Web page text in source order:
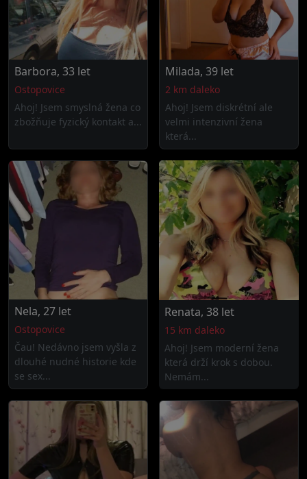
Barbora, 33 let
Ostopovice
Ahoj! Jsem smyslná žena co
zbožňuje fyzický kontakt a...
Milada, 39 let
2 km daleko
Ahoj! Jsem diskrétní ale
velmi intenzivní žena
která...
Nela, 27 let
Ostopovice
Čau! Nedávno jsem vyšla z
dlouhé nudné historie kde
se sex...
Renata, 38 let
15 km daleko
Ahoj! Jsem moderní žena
která drží krok s dobou.
Nemám...